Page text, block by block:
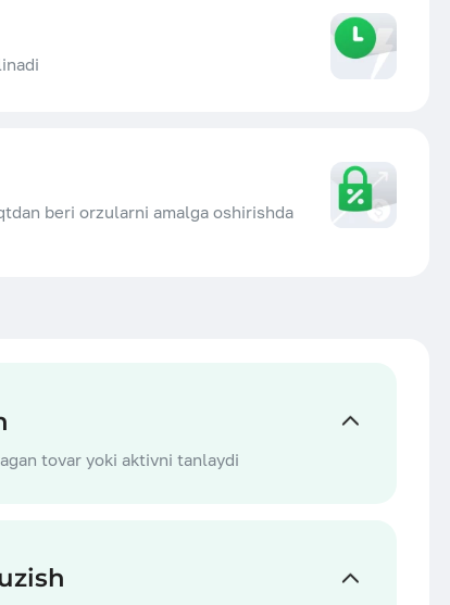
beri orzularni amalga oshirishda
tovar yoki aktivni tanlaydi